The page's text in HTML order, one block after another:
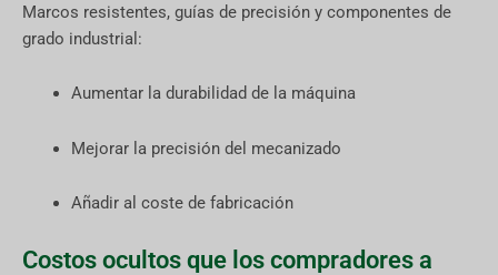
Marcos resistentes, guías de precisión y componentes de
grado industrial:
Aumentar la durabilidad de la máquina
Mejorar la precisión del mecanizado
Añadir al coste de fabricación
Costos ocultos que los compradores a